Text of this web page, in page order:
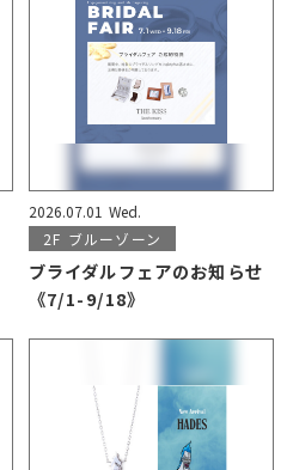
2026.07.01 Wed.
2F ブルーゾーン
ブライダルフェアのお知らせ
《7/1-9/18》